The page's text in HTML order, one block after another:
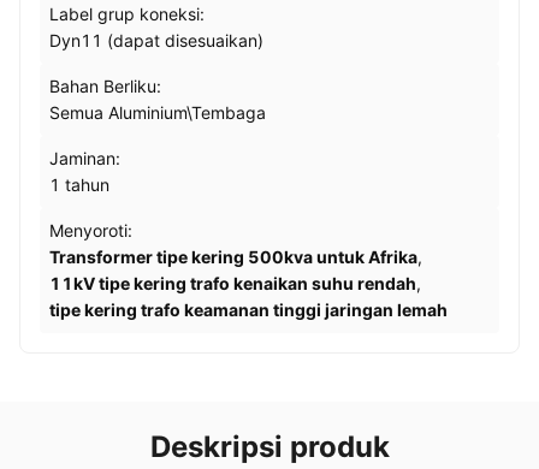
Label grup koneksi:
Dyn11 (dapat disesuaikan)
Bahan Berliku:
Semua Aluminium\Tembaga
Jaminan:
1 tahun
Menyoroti:
Transformer tipe kering 500kva untuk Afrika,
11kV tipe kering trafo kenaikan suhu rendah,
tipe kering trafo keamanan tinggi jaringan lemah
Deskripsi produk